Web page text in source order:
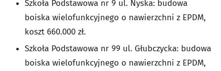
Szkoła Podstawowa nr 9 ul. Nyska: budowa
boiska wielofunkcyjnego o nawierzchni z EPDM,
koszt 660.000 zł.
Szkoła Podstawowa nr 99 ul. Głubczycka: budowa
boiska wielofunkcyjnego o nawierzchni z EPDM,